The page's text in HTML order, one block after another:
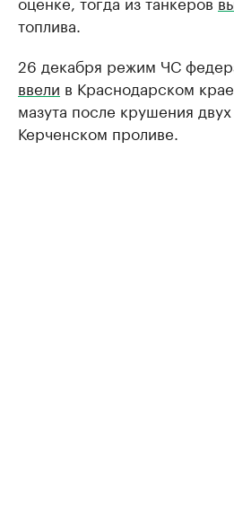
топлива.
26 декабря режим ЧС
ввели в Краснодарском
мазута после крушения
Керченском проливе.